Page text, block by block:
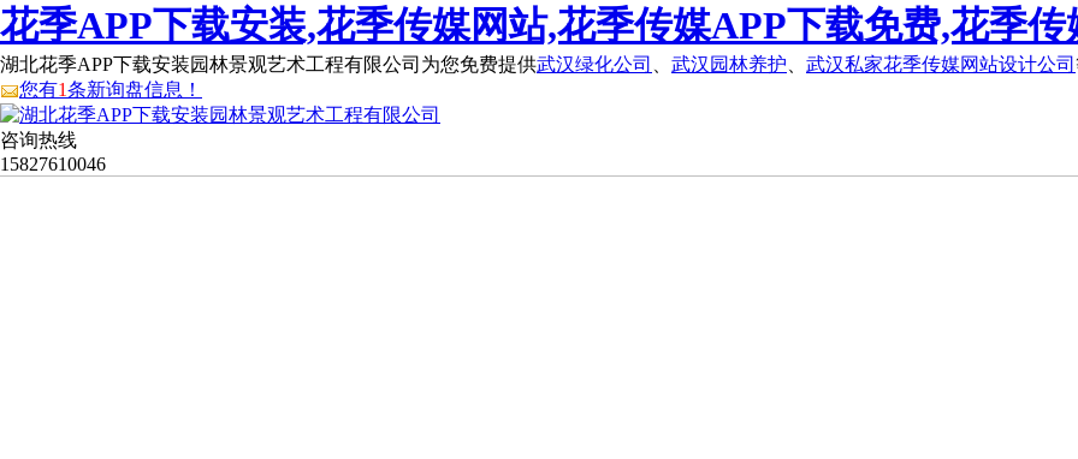
花季APP下载安装,花季传媒网站,花季传媒APP下载免费,花季
湖北花季APP下载安装园林景观艺术工程有限公司为您免费提供武汉绿化公司 武汉园林养护 武汉私家花季传媒网站设计公司
您有1条新询盘信息！
咨询热线
15827610046